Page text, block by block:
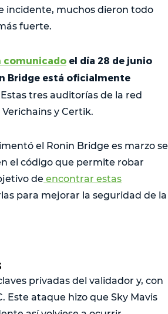
incidente, muchos dieron todo
fuerte.
comunicado el día 28 de junio
Bridge está oficialmente
Estas tres auditorías de la red
y Certik.
el Ronin Bridge es marzo se
el código que permite robar
de encontrar estas
para mejorar la seguridad de la
privadas del validador y, con
Este ataque hizo que Sky Mavis